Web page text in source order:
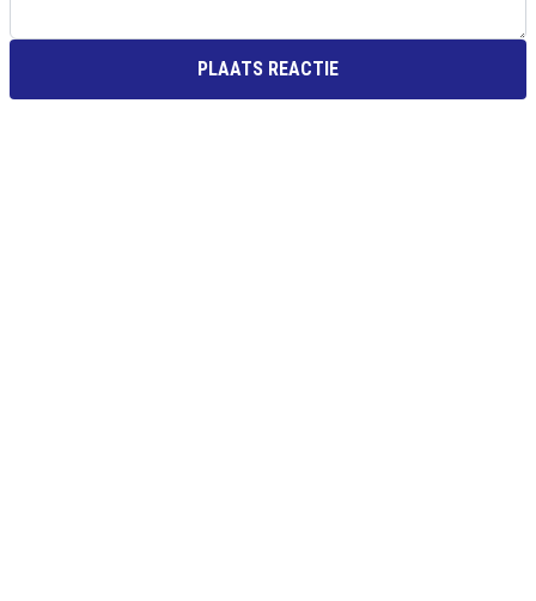
PLAATS REACTIE